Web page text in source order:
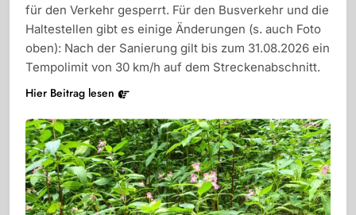
für den Verkehr gesperrt. Für den Busverkehr und die
Haltestellen gibt es einige Änderungen (s. auch Foto
oben): Nach der Sanierung gilt bis zum 31.08.2026 ein
Tempolimit von 30 km/h auf dem Streckenabschnitt.
Hier Beitrag lesen